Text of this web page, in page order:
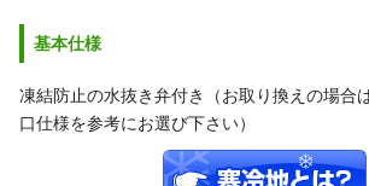
基本仕様
凍結防止の水抜き弁付き（お取り換えの場合
口仕様を参考にお選び下さい）